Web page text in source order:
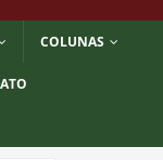
COLUNAS